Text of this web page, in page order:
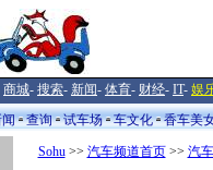
商城- 搜索- 新闻- 体育- 财经- IT- 娱
查询 试车场 车文化 香车美
Sohu>> 汽车频道首页>> 汽